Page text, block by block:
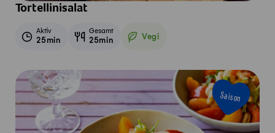
Tortellinisalat
Aktiv
25min
Gesamt
25min Vegi
Vegetarisch
Saison